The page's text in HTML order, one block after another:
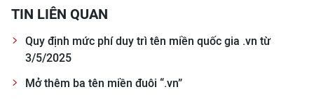
ESPAÑOL
TIN LIÊN QUAN
Quy định mức phí duy trì tên miền quốc gia .vn từ
3/5/2025
Mở thêm ba tên miền đuôi “.vn”